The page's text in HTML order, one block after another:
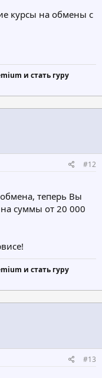
курсы на обмены с
и стать гуру
#12
теперь Вы
суммы от 20 000
и стать гуру
#13